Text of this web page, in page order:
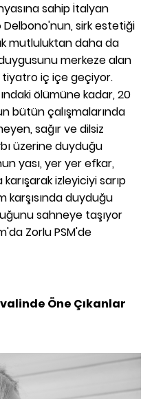
sahip İtalyan
sirk estetiği
mutluluktan daha da
merkeze alan
iç içe geçiyor.
ölümüne kadar, 20
bütün çalışmalarında
sağır ve dilsiz
üzerine duyduğu
yası, yer yer efkar,
izleyiciyi sarıp
karşısında duyduğu
sahneye taşıyor
Zorlu PSM'de
Öne Çıkanlar